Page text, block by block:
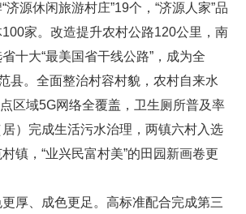
济源休闲旅游村庄”19个，“济源人家”品
家。改造提升农村公路120公里，南
十大“最美国省干线公路”，成为全
县。全面整治村容村貌，农村自来水
区域5G网络全覆盖，卫生厕所普及率
）完成生活污水治理，两镇六村入选
镇，“业兴民富村美”的田园新画卷更
厚、成色更足。高标准配合完成第三